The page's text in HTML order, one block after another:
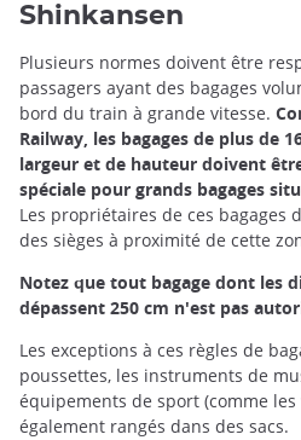
Shinkansen
Plusieurs normes doivent être
passagers ayant des bagages
bord du train à grande vitesse.
Railway, les bagages de plus de
largeur et de hauteur doivent
spéciale pour grands bagages
Les propriétaires de ces bagages
des sièges à proximité de cette
Notez que tout bagage dont les
dépassent 250 cm n'est pas
Les exceptions à ces règles de
poussettes, les instruments de
équipements de sport (comme les
également rangés dans des sacs.